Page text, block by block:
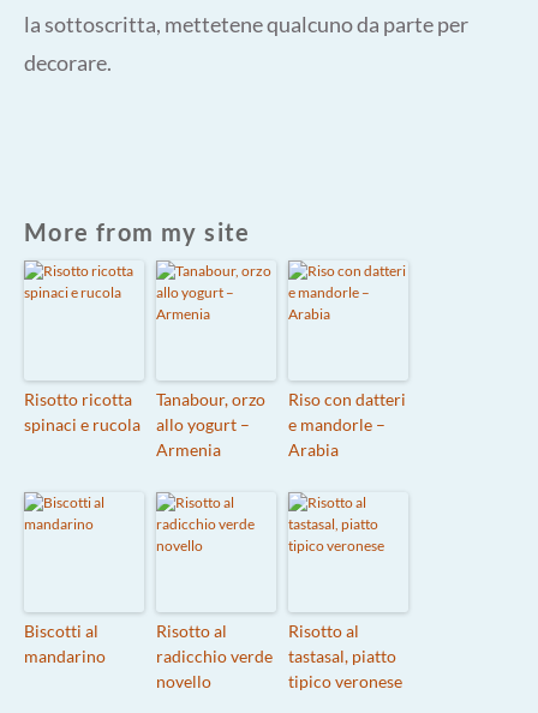
la sottoscritta, mettetene qualcuno da parte per
decorare.
More from my site
Risotto ricotta
spinaci e rucola
Tanabour, orzo
allo yogurt –
Armenia
Riso con datteri
e mandorle –
Arabia
Biscotti al
mandarino
Risotto al
radicchio verde
novello
Risotto al
tastasal, piatto
tipico veronese